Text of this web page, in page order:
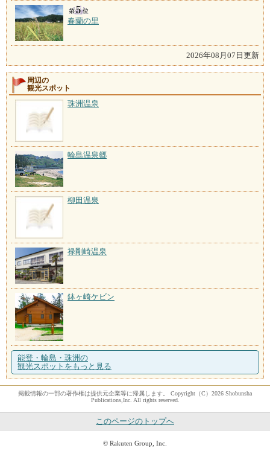
春蘭の里
2026年08月07日更新
周辺の
観光スポット
珠洲温泉
輪島温泉郷
柳田温泉
禄剛崎温泉
鉢ヶ崎ケビン
能登・輪島・珠洲の
観光スポットをもっと見る
掲載情報の一部の著作権は提供元企業等に帰属します。 Copyright（C）2026 Shobunsha
Publications,Inc. All rights reserved.
このページのトップへ
© Rakuten Group, Inc.